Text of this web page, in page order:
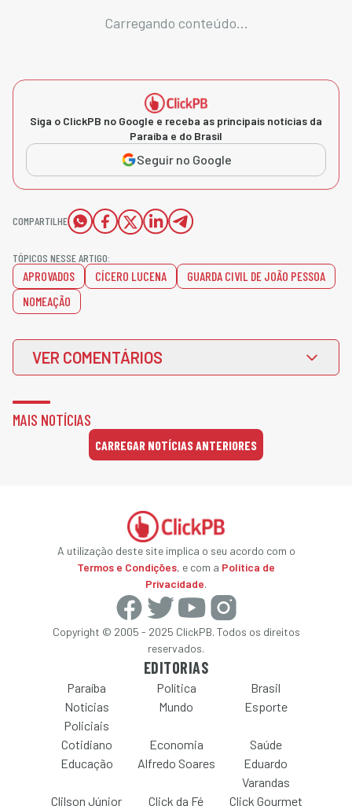
Carregando conteúdo...
Siga o ClickPB no Google e receba as principais notícias da
Paraíba e do Brasil
Seguir no Google
COMPARTILHE
TÓPICOS NESSE ARTIGO:
APROVADOS CÍCERO LUCENA
GUARDA CIVIL DE JOÃO PESSOA
NOMEAÇÃO
VER COMENTÁRIOS
MAIS NOTÍCIAS
CARREGAR NOTÍCIAS ANTERIORES
A utilização deste site implica o seu acordo com o
Termos e Condições, e com a Política de
Privacidade.
Copyright © 2005 - 2025 ClickPB. Todos os direitos
reservados.
EDITORIAS
Paraíba Política
Brasil
Notícias
Policiais
Mundo Esporte
Cotidiano Economia
Saúde
Educação
Alfredo Soares
Eduardo
Varandas
Clilson Júnior
Click da Fé Click Gourmet